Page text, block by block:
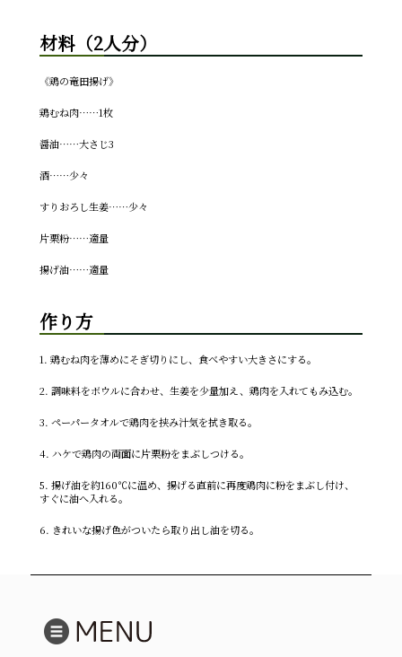
材料（2人分）
《鶏の竜田揚げ》
鶏むね肉……1枚
醤油……大さじ3
酒……少々
すりおろし生姜……少々
片栗粉……適量
揚げ油……適量
作り方
1. 鶏むね肉を薄めにそぎ切りにし、食べやすい大きさにする。
2. 調味料をボウルに合わせ、生姜を少量加え、鶏肉を入れてもみ込む。
3. ペーパータオルで鶏肉を挟み汁気を拭き取る。
4. ハケで鶏肉の両面に片栗粉をまぶしつける。
5. 揚げ油を約160℃に温め、揚げる直前に再度鶏肉に粉をまぶし付け、
すぐに油へ入れる。
6. きれいな揚げ色がついたら取り出し油を切る。